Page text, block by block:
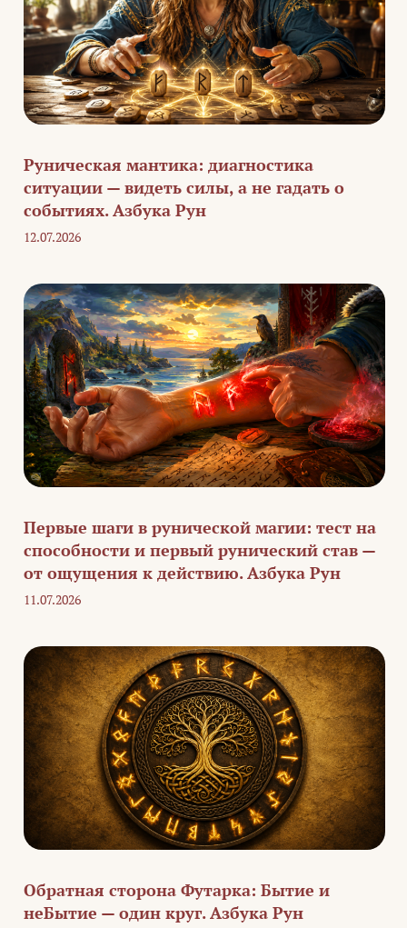
Руническая мантика: диагностика
ситуации — видеть силы, а не гадать о
событиях. Азбука Рун
12.07.2026
Первые шаги в рунической магии: тест на
способности и первый рунический став —
от ощущения к действию. Азбука Рун
11.07.2026
Обратная сторона Футарка: Бытие и
неБытие — один круг. Азбука Рун